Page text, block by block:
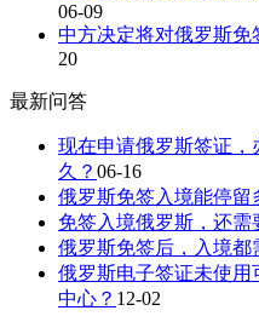
06-09
中方决定将对俄罗斯免
20
最新问答
现在申请俄罗斯签证，
久？ 06-16
俄罗斯免签入境能停留
免签入境俄罗斯，还需
俄罗斯免签后，入境都
俄罗斯电子签证未使用
中心？ 12-02